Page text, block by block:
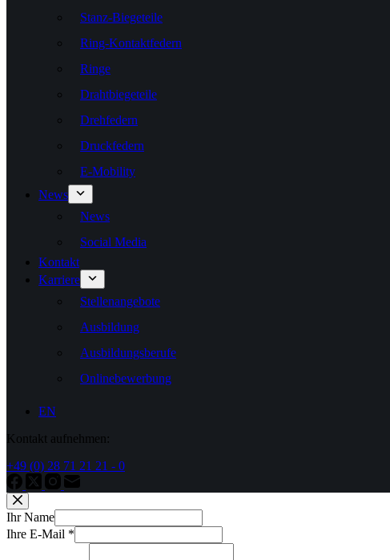
Stanz-Biegeteile
Ring-Kontaktfedern
Ringe
Drahtbiegeteile
Drehfedern
Druckfedern
E-Mobility
News
News
Social Media
Kontakt
Karriere
Stellenangebote
Ausbildung
Ausbildungsberufe
Onlinebewerbung
EN
Kontakt aufnehmen:
+49 (0) 28 71 21 21 - 0
Ihr Name
Ihre E-Mail *